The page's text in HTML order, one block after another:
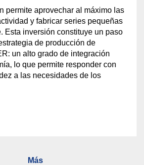
permite aprovechar al máximo las
y fabricar series pequeñas
Esta inversión constituye un paso
de producción de
un alto grado de integración
lo que permite responder con
a las necesidades de los
Más